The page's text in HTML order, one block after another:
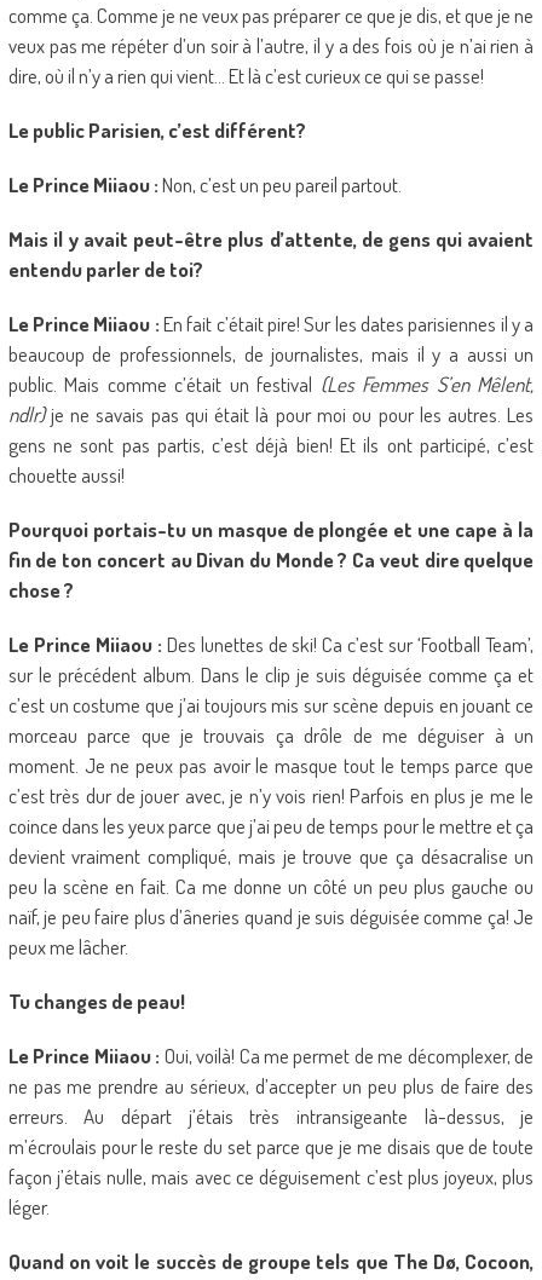
comme ça. Comme je ne veux pas préparer ce que je dis, et que je ne
veux pas me répéter d’un soir à l’autre, il y a des fois où je n’ai rien à
dire, où il n’y a rien qui vient… Et là c’est curieux ce qui se passe!
Le public Parisien, c’est différent?
Le Prince Miiaou :Non, c’est un peu pareil partout.
Mais il y avait peut-être plus d’attente, de gens qui avaient
entendu parler de toi?
Le Prince Miiaou :En fait c’était pire! Sur les dates parisiennes il y a
beaucoup de professionnels, de journalistes, mais il y a aussi un
public. Mais comme c’était un festival (Les Femmes S’en Mêlent,
ndlr)je ne savais pas qui était là pour moi ou pour les autres. Les
gens ne sont pas partis, c’est déjà bien! Et ils ont participé, c’est
chouette aussi!
Pourquoi portais-tu un masque de plongée et une cape à la
fin de ton concert au Divan du Monde ? Ca veut dire quelque
chose ?
Le Prince Miiaou : Des lunettes de ski! Ca c’est sur ‘Football Team’,
sur le précédent album. Dans le clip je suis déguisée comme ça et
c’est un costume que j’ai toujours mis sur scène depuis en jouant ce
morceau parce que je trouvais ça drôle de me déguiser à un
moment. Je ne peux pas avoir le masque tout le temps parce que
c’est très dur de jouer avec, je n’y vois rien! Parfois en plus je me le
coince dans les yeux parce que j’ai peu de temps pour le mettre et ça
devient vraiment compliqué, mais je trouve que ça désacralise un
peu la scène en fait. Ca me donne un côté un peu plus gauche ou
naïf, je peu faire plus d’âneries quand je suis déguisée comme ça! Je
peux me lâcher.
Tu changes de peau!
Le Prince Miiaou : Oui, voilà! Ca me permet de me décomplexer, de
ne pas me prendre au sérieux, d’accepter un peu plus de faire des
erreurs. Au départ j’étais très intransigeante là-dessus, je
m’écroulais pour le reste du set parce que je me disais que de toute
façon j’étais nulle, mais avec ce déguisement c’est plus joyeux, plus
léger.
Quand on voit le succès de groupe tels que The Dø, Cocoon,